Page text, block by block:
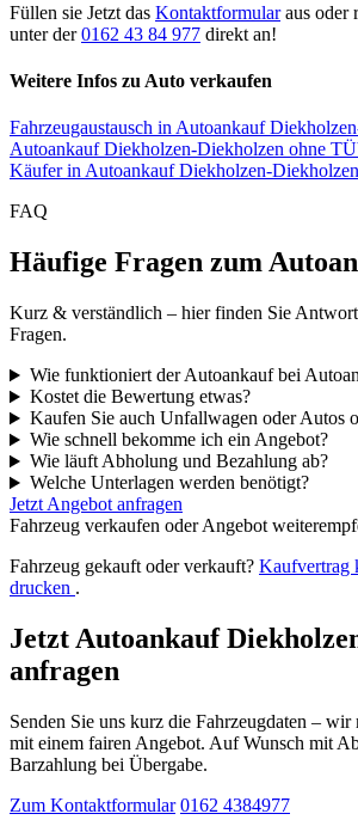
Füllen sie Jetzt das Kontaktformularaus oder
unter der0162 43 84 977 direkt an!
Weitere Infos zu Auto verkaufen
Fahrzeugaustausch in Autoankauf
Autoankauf Diekholzen-Diekholzen ohne
Käufer in Autoankauf Diekholzen-
FAQ
Häufige Fragen zum
Kurz & verständlich – hier finden Sie
Fragen.
Wie funktioniert der Autoankauf bei
Kostet die Bewertung etwas?
Kaufen Sie auch Unfallwagen oder Autos
Wie schnell bekomme ich ein Angebot?
Wie läuft Abholung und Bezahlung ab?
Welche Unterlagen werden benötigt?
Jetzt Angebot anfragen
Fahrzeug verkaufen oder Angebot
Fahrzeug gekauft oder verkauft? Kaufvertrag
drucken .
Jetzt Autoankauf
anfragen
Senden Sie uns kurz die Fahrzeugdaten – wir
mit einem fairen Angebot. Auf Wunsch mit
Barzahlung bei Übergabe.
Zum Kontaktformular 0162 4384977